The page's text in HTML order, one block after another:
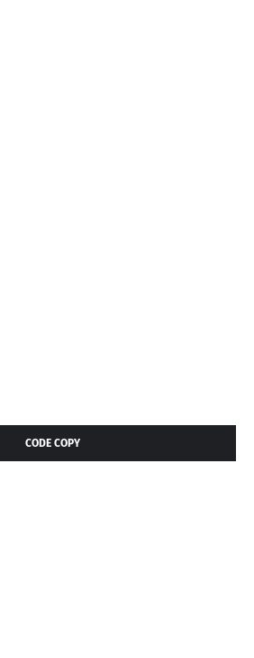
CODE COPY